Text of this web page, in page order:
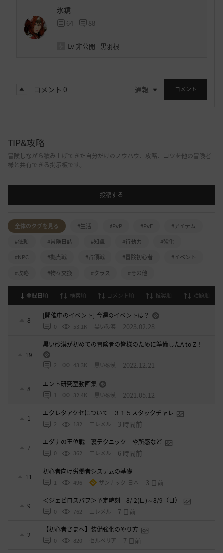
氷鏡
64 88
Lv 非公開 黒羽根
コメント 0 通報 コメント
TIP&攻略
冒険しながら積み上げてきた自分だけのノウハウ、攻略、コツを他の冒険者
様と共有できる掲示板です。
投稿する
全体のタグを見る #生活 #PvP #PvE
#アイテム
#依頼
#冒険日誌 #知識 #行動力
#強化
#NPC
#拠点戦 #占領戦 #冒険初心者
#イベント
#攻略
#物々交換 #クラス #その他
登録日順 検索順 コメント順 推奨順 話題順
8
[開催中のイベント] 今週のイベントは？
0 53.1K 黒い砂漠 2023.02.28
19
黒い砂漠が初めての冒険者の皆様のために準備したA to Z！
2 43.3K 黒い砂漠 2022.12.21
8
エント研究室動画集
1 32.4K 黒い砂漠 2021.05.12
1
エクレタアクセについて ３１５スタックチャレ
2 182 エレメル 3 時間前
7
エダナの王位戦 裏テクニック や所感など
0 362 エレメル 6 時間前
11
初心者向け労働者システムの基礎
1 496 ザンナック-日本 3 日前
9
＜ジェピロスバフ＞予定時刻 8/ 2(日)～8/9（日）
0 762 エレメル 7 日前
2
【初心者さまへ】装備強化のやり方
0 820 セルベリア 7 日前